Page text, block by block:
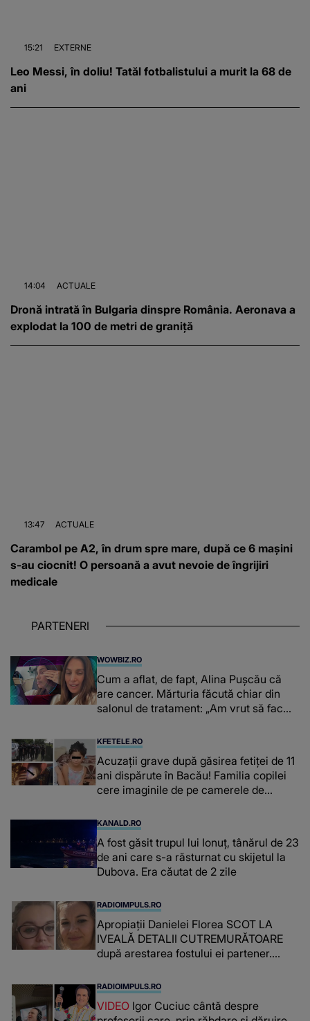
15:21 EXTERNE
Leo Messi, în doliu! Tatăl fotbalistului a murit la 68 de
ani
14:04 ACTUALE
Dronă intrată în Bulgaria dinspre România. Aeronava a
explodat la 100 de metri de graniță
13:47 ACTUALE
Carambol pe A2, în drum spre mare, după ce 6 mașini
s-au ciocnit! O persoană a avut nevoie de îngrijiri
medicale
PARTENERI
WOWBIZ.RO
Cum a aflat, de fapt, Alina Pușcău că
are cancer. Mărturia făcută chiar din
salonul de tratament: „Am vrut să fac
înțepe sânul”
KFETELE.RO
Acuzații grave după găsirea fetiței de 11
ani dispărute în Bacău! Familia copilei
cere imaginile de pe camerele de
mea...”
KANALD.RO
A fost găsit trupul lui Ionuț, tânărul de 23
de ani care s-a răsturnat cu skijetul la
Dubova. Era căutat de 2 zile
RADIOIMPULS.RO
Apropiații Danielei Florea SCOT LA
IVEALĂ DETALII CUTREMURĂTOARE
după arestarea fostului ei partener.
românca ucisă în Italia și ascunsă în
lada unui pat: " Îmi pare rău că nu am
reușit să fac mai mult pentru ea și..."
RADIOIMPULS.RO
VIDEO Igor Cuciuc cântă despre